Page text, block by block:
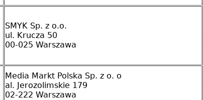
SMYK Sp. z o.o.
ul. Krucza 50
00-025 Warszawa
Media Markt Polska Sp. z o. o
al. Jerozolimskie 179
02-222 Warszawa